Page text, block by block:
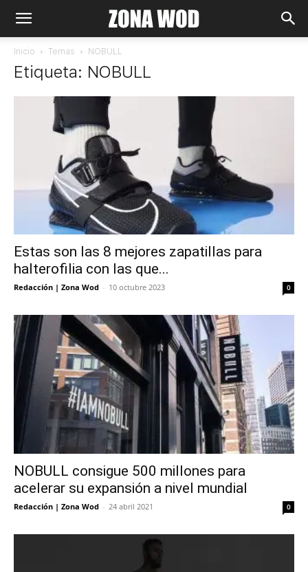
Inicio Temas NOBULL
Etiqueta: NOBULL
Estas son las 8 mejores zapatillas para
halterofilia con las que...
Redacción | Zona Wod - 10 octubre 2023 0
NOBULL consigue 500 millones para
acelerar su expansión a nivel mundial
Redacción | Zona Wod - 24 abril 2021 0